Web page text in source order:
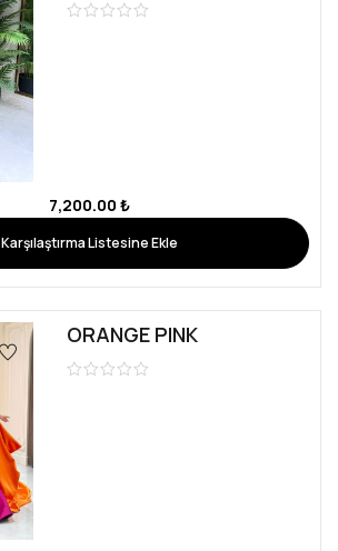
7,200.00 ₺
Karşılaştırma Listesine Ekle
ORANGE PINK